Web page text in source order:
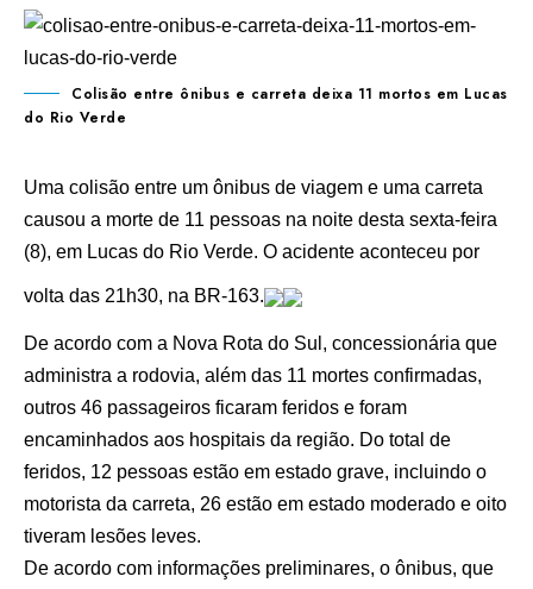
Colisão entre ônibus e carreta deixa 11 mortos em Lucas
do Rio Verde
Uma colisão entre um ônibus de viagem e uma carreta
causou a morte de 11 pessoas na noite desta sexta-feira
(8), em Lucas do Rio Verde. O acidente aconteceu por
volta das 21h30, na BR-163.
De acordo com a Nova Rota do Sul, concessionária que
administra a rodovia, além das 11 mortes confirmadas,
outros 46 passageiros ficaram feridos e foram
encaminhados aos hospitais da região. Do total de
feridos, 12 pessoas estão em estado grave, incluindo o
motorista da carreta, 26 estão em estado moderado e oito
tiveram lesões leves.
De acordo com informações preliminares, o ônibus, que